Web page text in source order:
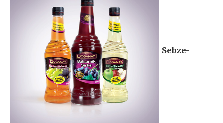
Sebze-